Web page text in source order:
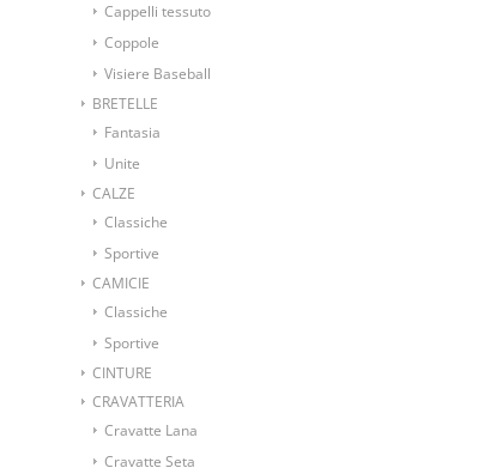
Cappelli tessuto
Coppole
Visiere Baseball
BRETELLE
Fantasia
Unite
CALZE
Classiche
Sportive
CAMICIE
Classiche
Sportive
CINTURE
CRAVATTERIA
Cravatte Lana
Cravatte Seta